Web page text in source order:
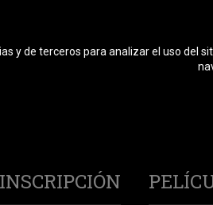
INSCRIPCIÓN
y de terceros para analizar el uso del